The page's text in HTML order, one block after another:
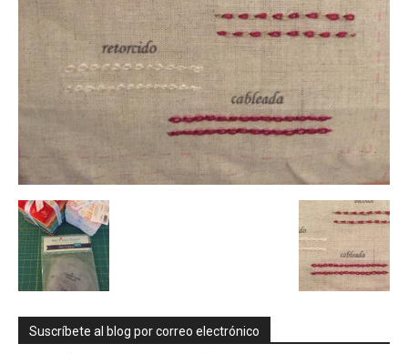
Suscríbete al blog por correo electrónico